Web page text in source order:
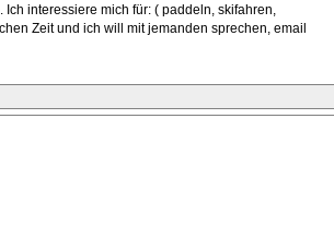
interessiere mich für: ( paddeln, skifahren,
Zeit und ich will mit jemanden sprechen, email